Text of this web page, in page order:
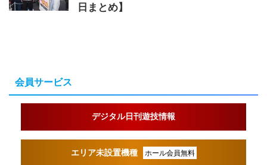
日まとめ】
会員サービス
デジタル日刊遊技情報
エリア未設置機種 ホール会員無料